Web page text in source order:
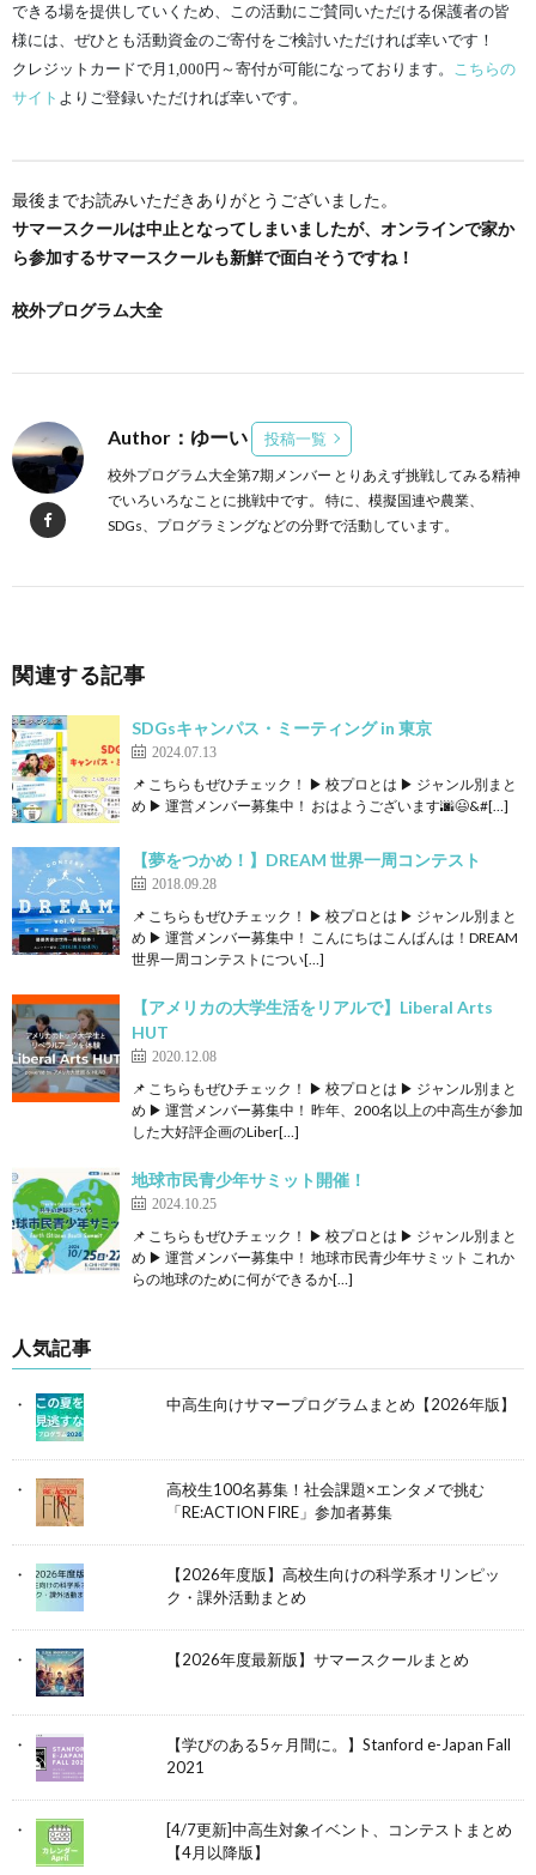
できる場を提供していくため、この活動にご賛同いただける保護者の皆
様には、ぜひとも活動資金のご寄付をご検討いただければ幸いです！
クレジットカードで月1,000円～寄付が可能になっております。
こちらの
サイト よりご登録いただければ幸いです。
最後までお読みいただきありがとうございました。
サマースクールは中止となってしまいましたが、オンラインで家か
ら参加するサマースクールも新鮮で面白そうですね！
校外プログラム大全
Author：ゆーい 投稿一覧
校外プログラム大全第7期メンバー とりあえず挑戦してみる精神
でいろいろなことに挑戦中です。 特に、模擬国連や農業、
SDGs、プログラミングなどの分野で活動しています。
関連する記事
SDGsキャンパス・ミーティング in 東京
2024.07.13
📌 こちらもぜひチェック！ ▶ 校プロとは ▶ ジャンル別まと
め ▶ 運営メンバー募集中！ おはようございます🌆😃&#[…]
【夢をつかめ！】DREAM 世界一周コンテスト
2018.09.28
📌 こちらもぜひチェック！ ▶ 校プロとは ▶ ジャンル別まと
め ▶ 運営メンバー募集中！ こんにちはこんばんは！DREAM
世界一周コンテストについ[…]
【アメリカの大学生活をリアルで】Liberal Arts
HUT
2020.12.08
📌 こちらもぜひチェック！ ▶ 校プロとは ▶ ジャンル別まと
め ▶ 運営メンバー募集中！ 昨年、200名以上の中高生が参加
した大好評企画のLiber[…]
地球市民青少年サミット開催！
2024.10.25
📌 こちらもぜひチェック！ ▶ 校プロとは ▶ ジャンル別まと
め ▶ 運営メンバー募集中！ 地球市民青少年サミット これか
らの地球のために何ができるか[…]
人気記事
中高生向けサマープログラムまとめ【2026年版】
高校生100名募集！社会課題×エンタメで挑む
「RE:ACTION FIRE」参加者募集
【2026年度版】高校生向けの科学系オリンピッ
ク・課外活動まとめ
【2026年度最新版】サマースクールまとめ
【学びのある5ヶ月間に。】Stanford e-Japan Fall
2021
[4/7更新]中高生対象イベント、コンテストまとめ
【4月以降版】